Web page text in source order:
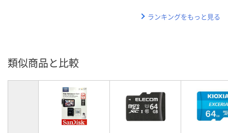
ランキングをもっと見る
類似商品と比較